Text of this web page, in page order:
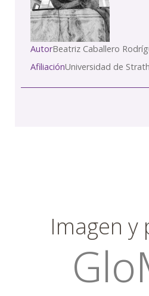
AutorBeatriz Caballero
AfiliaciónUniversidad de
Imagen y